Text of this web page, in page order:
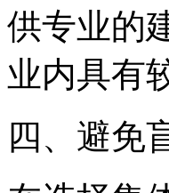
供专业的
业内具有
四、避免